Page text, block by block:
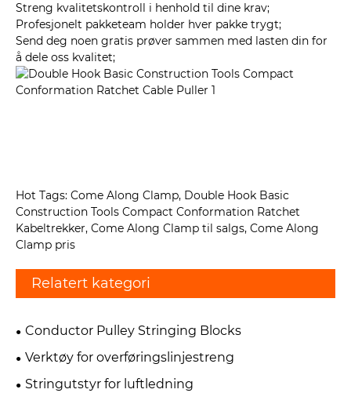
Streng kvalitetskontroll i henhold til dine krav;
Profesjonelt pakketeam holder hver pakke trygt;
Send deg noen gratis prøver sammen med lasten din for
å dele oss kvalitet;
Hot Tags: Come Along Clamp, Double Hook Basic
Construction Tools Compact Conformation Ratchet
Kabeltrekker, Come Along Clamp til salgs, Come Along
Clamp pris
Relatert kategori
Conductor Pulley Stringing Blocks
Verktøy for overføringslinjestreng
Stringutstyr for luftledning